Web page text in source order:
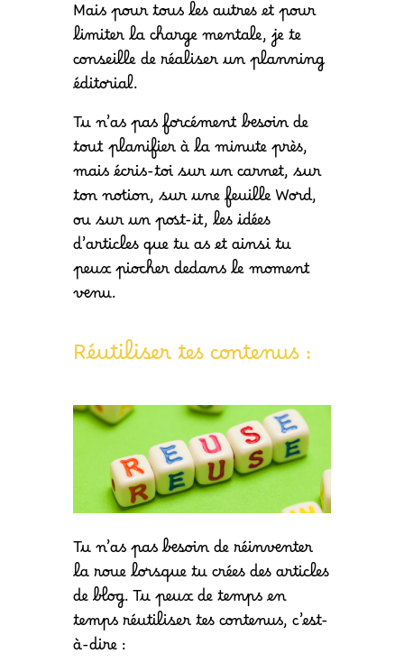
Mais pour tous les autres et pour
limiter la charge mentale, je te
conseille de réaliser un planning
éditorial.
Tu n’as pas forcément besoin de
tout planifier à la minute près,
mais écris-toi sur un carnet, sur
ton notion, sur une feuille Word,
ou sur un post-it, les idées
d’articles que tu as et ainsi tu
peux piocher dedans le moment
venu.
Réutiliser tes contenus :
Tu n’as pas besoin de réinventer
la roue lorsque tu crées des articles
de blog. Tu peux de temps en
temps réutiliser tes contenus, c’est-
à-dire :